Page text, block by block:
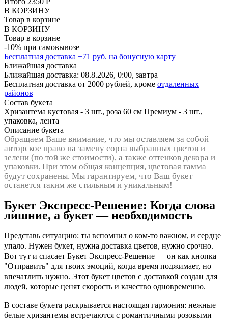
В КОРЗИНУ
Товар в корзине
В КОРЗИНУ
Товар в корзине
-10% при самовывозе
Бесплатная доставка +71 руб. на бонусную карту
Ближайшая доставка
Ближайшая доставка: 08.8.2026, 0:00, завтра
Бесплатная доставка от 2000 рублей, кроме отдаленных
районов
Состав букета
Хризантема кустовая - 3 шт., роза 60 см Премиум - 3 шт.,
упаковка, лента
Описание букета
Обращаем Ваше внимание, что мы оставляем за собой
авторское право на замену сорта выбранных цветов и
зелени (по той же стоимости), а также оттенков декора и
упаковки. При этом общая концепция, цветовая гамма
будут сохранены. Мы гарантируем, что Ваш букет
останется таким же стильным и уникальным!
Букет Экспресс-Решение: Когда слова
лишние, а букет — необходимость
Представь ситуацию: ты вспомнил о ком-то важном, и сердце
упало. Нужен букет, нужна доставка цветов, нужно срочно.
Вот тут и спасает Букет Экспресс-Решение — он как кнопка
"Отправить" для твоих эмоций, когда время поджимает, но
впечатлить нужно. Этот букет цветов с доставкой создан для
людей, которые ценят скорость и качество одновременно.
В составе букета раскрывается настоящая гармония: нежные
белые хризантемы встречаются с романтичными розовыми